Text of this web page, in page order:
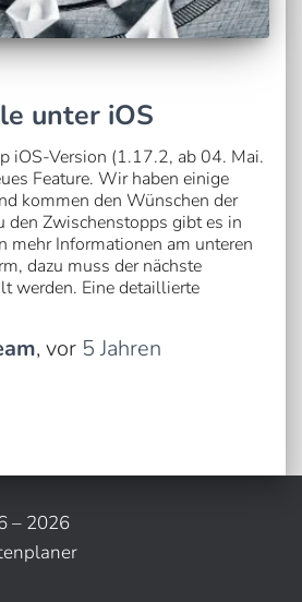
unter iOS
iOS-Version (1.17.2, ab 04. Mai.
Feature. Wir haben einige
kommen den Wünschen der
den Zwischenstopps gibt es in
mehr Informationen am unteren
dazu muss der nächste
werden. Eine detaillierte
, vor 5 Jahren
– 2026